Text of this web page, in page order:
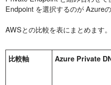
Endpoint を選択するのが Azure
AWSとの比較を表にまとめます。
比較軸 Azure Private